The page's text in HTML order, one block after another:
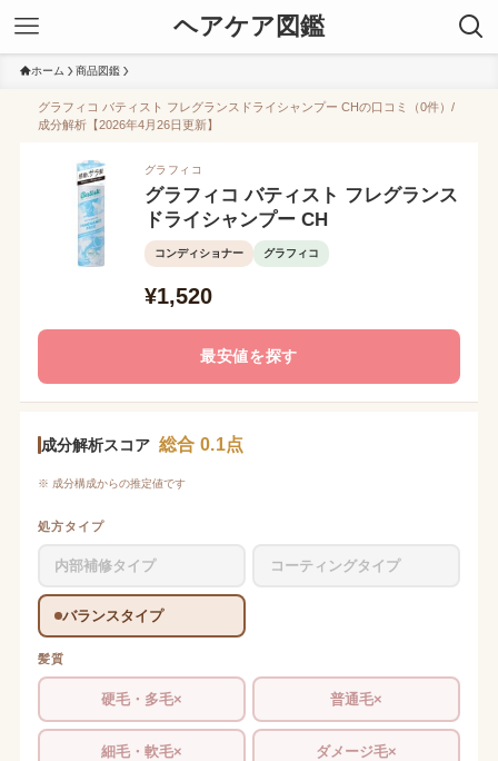
ヘアケア図鑑
ホーム 商品図鑑
グラフィコ バティスト フレグランスドライシャンプー CHの口コミ（0件）/
成分解析【2026年4月26日更新】
グラフィコ
グラフィコ バティスト フレグランス
ドライシャンプー CH
コンディショナー グラフィコ
¥1,520
最安値を探す
成分解析スコア 総合 0.1点
※ 成分構成からの推定値です
処方タイプ
内部補修タイプ コーティングタイプ
バランスタイプ
髪質
硬毛・多毛× 普通毛×
細毛・軟毛× ダメージ毛×